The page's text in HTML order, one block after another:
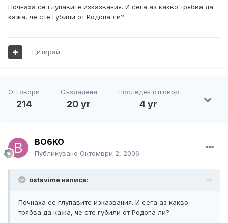
Почнаха се глупавите изказвания. И сега аз какво трябва да
кажа, че сте губили от Родопа ли?
Цитирай
Отговори
214
Създадена
20 yr
Последен отговор
4 yr
BO6KO
Публикувано Октомври 2, 2006
ostavime написа:
Почнаха се глупавите изказвания. И сега аз какво
трябва да кажа, че сте губили от Родопа ли?